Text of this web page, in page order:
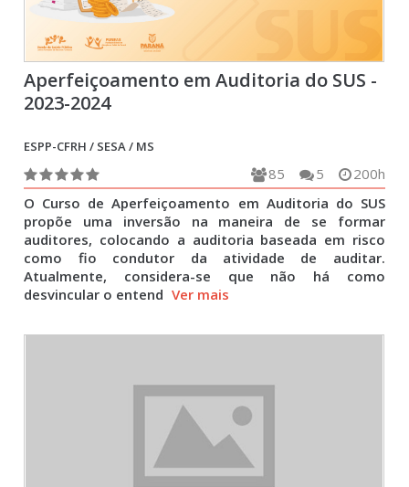
Aperfeiçoamento em Auditoria do SUS -
2023-2024
ESPP-CFRH / SESA / MS
200h
5
85
O Curso de Aperfeiçoamento em Auditoria do SUS
propõe uma inversão na maneira de se formar
auditores, colocando a auditoria baseada em risco
como fio condutor da atividade de auditar.
Atualmente, considera-se que não há como
desvincular o entend Ver mais